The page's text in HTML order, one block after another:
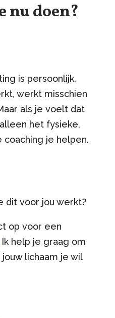
nu doen?
is persoonlijk.
werkt misschien
als je voelt dat
het fysieke,
coaching je helpen.
dit voor jou werkt?
op voor een
Ik help je graag om
lichaam je wil